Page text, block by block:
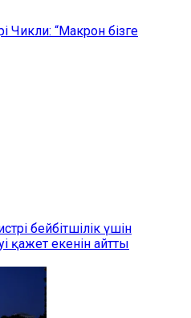
Чикли: “Макрон бізге
бейбітшілік үшін
екенін айтты